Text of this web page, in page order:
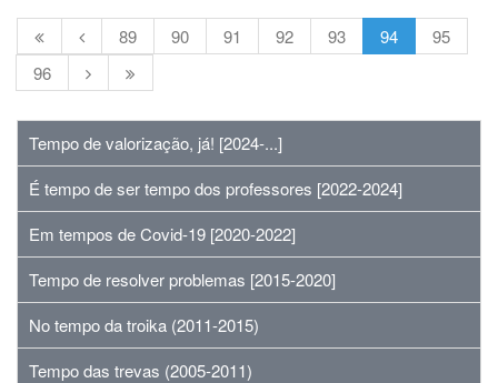
89 90 91 92 93 94
95
96
Tempo de valorização, já! [2024-...]
É tempo de ser tempo dos professores [2022-2024]
Em tempos de Covid-19 [2020-2022]
Tempo de resolver problemas [2015-2020]
No tempo da troika (2011-2015)
Tempo das trevas (2005-2011)